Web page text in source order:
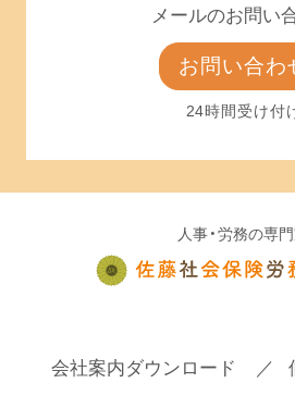
メールのお問い
お問い合わ
24時間受け付
人事・労務の専
会社案内ダウンロード